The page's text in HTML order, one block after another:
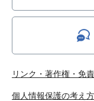
リンク・著作権・免
個人情報保護の考え方